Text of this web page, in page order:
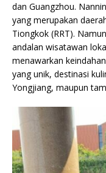
dan Guangzhou.
yang merupakan
Tiongkok (RRT).
andalan wisatawan
menawarkan
yang unik, destinasi
Yongjiang, maupun